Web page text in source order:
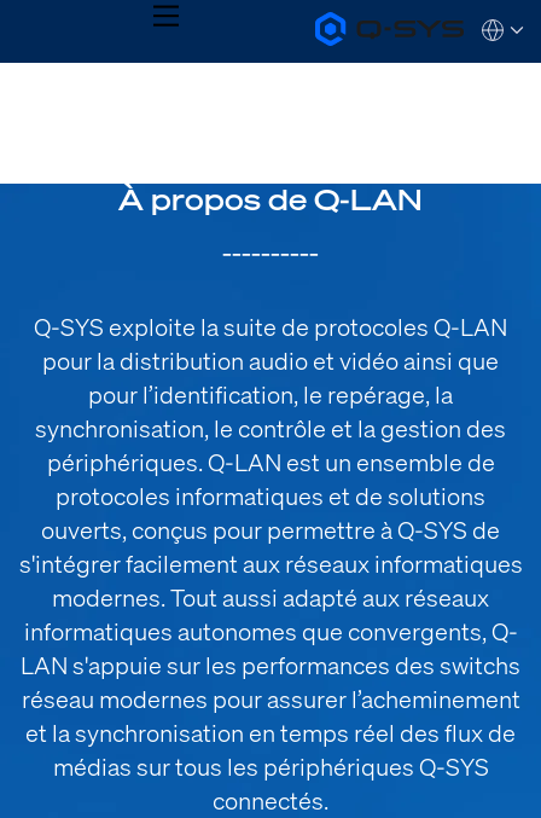
Q-
SYS
MENU
Français
À propos de Q-LAN
Q-SYS exploite la suite de protocoles Q-LAN
pour la distribution audio et vidéo ainsi que
pour l’identification, le repérage, la
synchronisation, le contrôle et la gestion des
périphériques. Q-LAN est un ensemble de
protocoles informatiques et de solutions
ouverts, conçus pour permettre à Q-SYS de
s'intégrer facilement aux réseaux informatiques
modernes. Tout aussi adapté aux réseaux
informatiques autonomes que convergents, Q-
LAN s'appuie sur les performances des switchs
réseau modernes pour assurer l’acheminement
et la synchronisation en temps réel des flux de
médias sur tous les périphériques Q-SYS
connectés.